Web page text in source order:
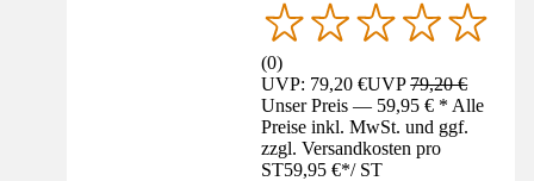
(0)
UVP: 79,20 €UVP79,20 €
Unser Preis — 59,95 € * Alle
Preise inkl. MwSt. und ggf.
zzgl. Versandkosten pro
ST59,95 €*/ ST